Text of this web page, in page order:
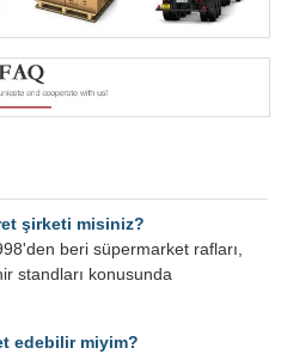
şirketi misiniz?
beri süpermarket rafları,
standları konusunda
edebilir miyim?